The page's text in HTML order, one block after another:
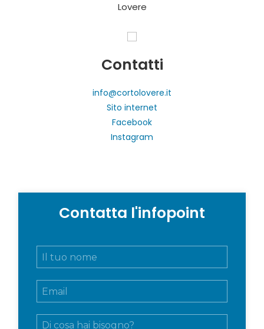
Lovere
Contatti
info@cortolovere.it
Sito internet
Facebook
Instagram
Contatta l'infopoint
N
E
m
M